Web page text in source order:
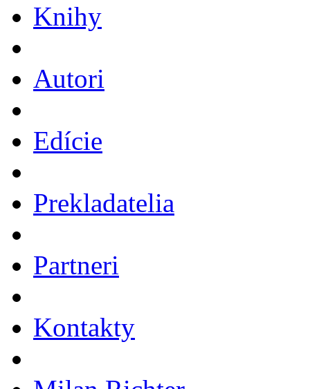
Knihy
Autori
Edície
Prekladatelia
Partneri
Kontakty